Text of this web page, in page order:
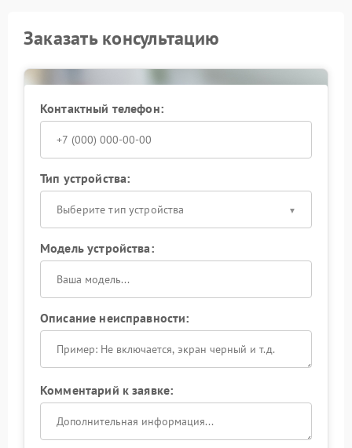
Заказать консультацию
Контактный телефон:
Тип устройства:
Выберите тип устройства
Модель устройства:
Описание неисправности:
Комментарий к заявке: